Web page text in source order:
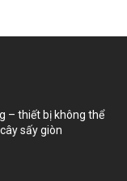
– thiết bị không thể
sấy giòn